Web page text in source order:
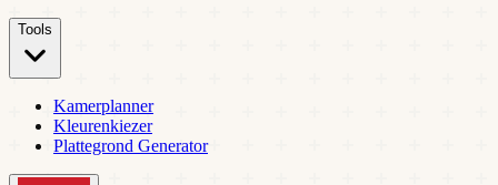
Tools
Kamerplanner
Kleurenkiezer
Plattegrond Generator